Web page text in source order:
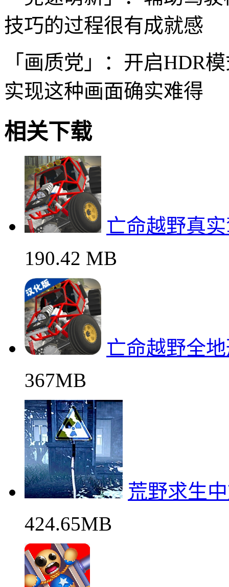
技巧的过程很有成就感
「画质党」：开启HDR
实现这种画面确实难得
相关下载
亡命越野真
190.42 MB
亡命越野全
367MB
荒野求生
424.65MB